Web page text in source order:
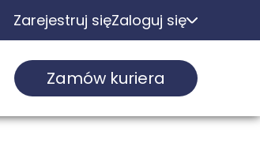
Zarejestruj sięZaloguj się
Zamów kuriera